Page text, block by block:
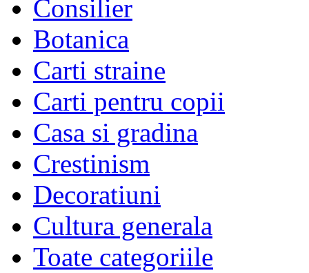
Consilier
Botanica
Carti straine
Carti pentru copii
Casa si gradina
Crestinism
Decoratiuni
Cultura generala
Toate categoriile